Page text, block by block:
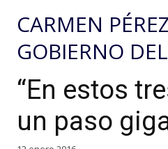
CARMEN
GOBIERNO
“En estos
un paso